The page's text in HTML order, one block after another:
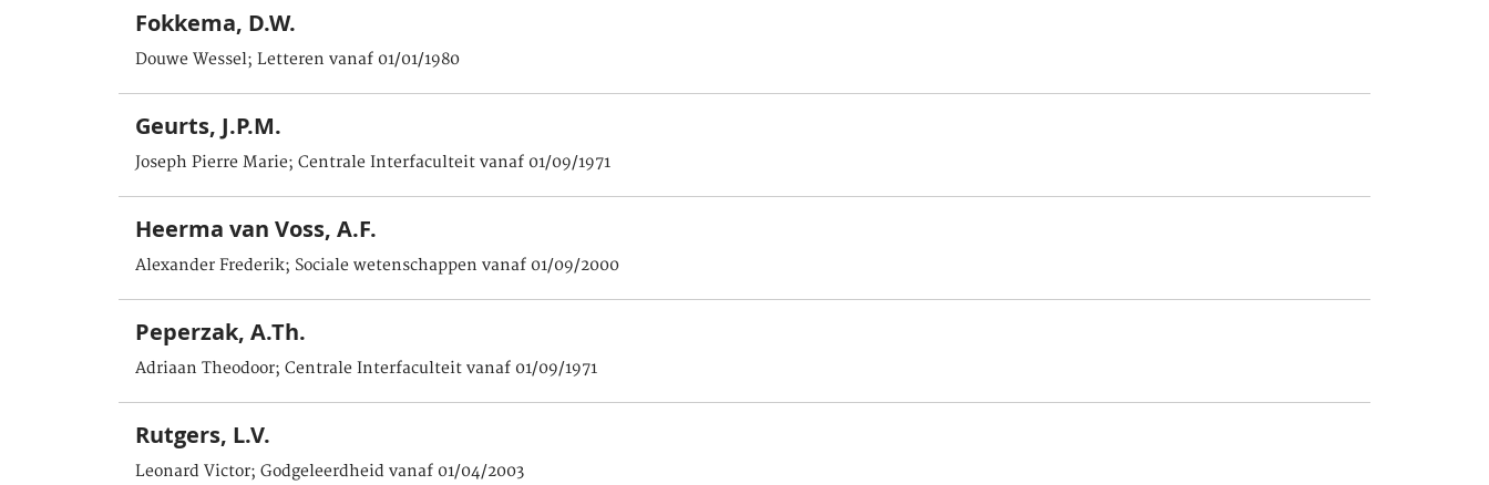
Fokkema, D.W.
Douwe Wessel; Letteren vanaf 01/01/1980
Geurts, J.P.M.
Joseph Pierre Marie; Centrale Interfaculteit vanaf 01/09/1971
Heerma van Voss, A.F.
Alexander Frederik; Sociale wetenschappen vanaf 01/09/2000
Peperzak, A.Th.
Adriaan Theodoor; Centrale Interfaculteit vanaf 01/09/1971
Rutgers, L.V.
Leonard Victor; Godgeleerdheid vanaf 01/04/2003